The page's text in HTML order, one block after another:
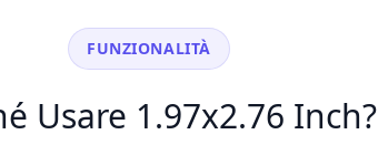
FUNZIONALITÀ
Usare 1.97x2.76 Inch?